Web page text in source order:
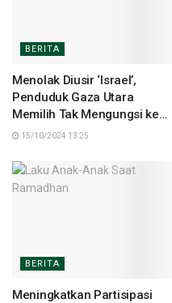
BERITA
Menolak Diusir ‘Israel’,
Penduduk Gaza Utara
Memilih Tak Mengungsi ke
Selatan
15/10/2024 13:25
BERITA
Meningkatkan Partisipasi